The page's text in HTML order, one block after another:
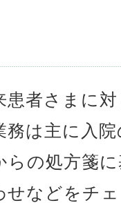
患者さまに
務は主に入
らの処方箋
せなどをチ